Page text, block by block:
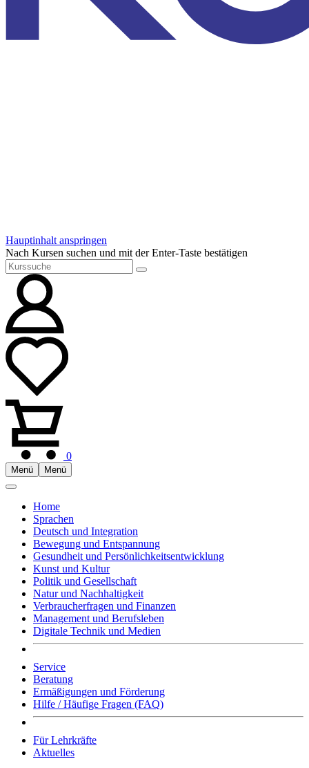
Hauptinhalt anspringen
Nach Kursen suchen und mit der Enter-Taste bestätigen
0
Menü Menü
Home
Sprachen
Deutsch und Integration
Bewegung und Entspannung
Gesundheit und Persönlichkeitsentwicklung
Kunst und Kultur
Politik und Gesellschaft
Natur und Nachhaltigkeit
Verbraucherfragen und Finanzen
Management und Berufsleben
Digitale Technik und Medien
Service
Beratung
Ermäßigungen und Förderung
Hilfe / Häufige Fragen (FAQ)
Für Lehrkräfte
Aktuelles